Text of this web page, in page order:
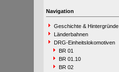
Navigation
Geschichte & Hintergründe
Länderbahnen
DRG-Einheitslokomotiven
BR 01
BR 01.10
BR 02